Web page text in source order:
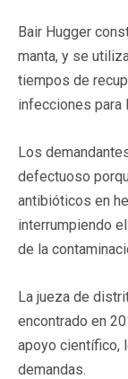
Bair Hugger
manta, y se
tiempos de
infecciones para
Los
defectuoso
antibióticos en
interrumpiendo
de la
La jueza de
encontrado en
apoyo científico,
demandas.